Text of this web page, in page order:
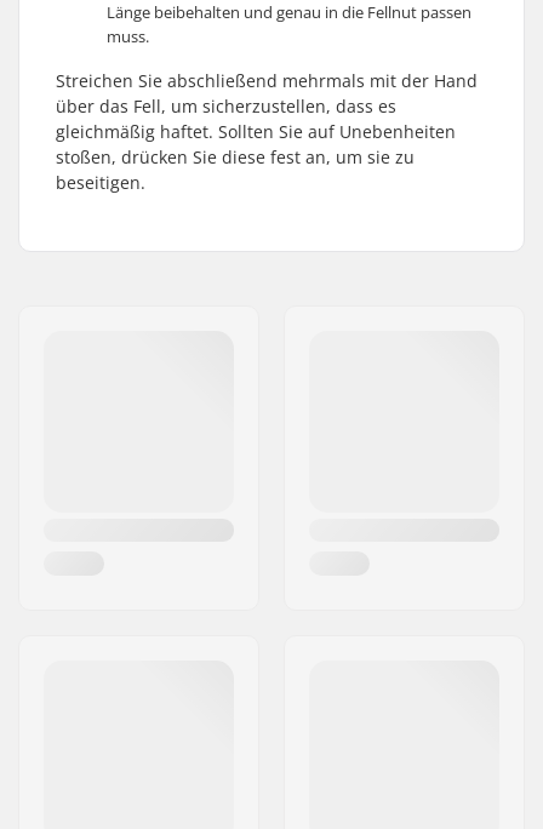
Länge beibehalten und genau in die Fellnut passen
muss.
Streichen Sie abschließend mehrmals mit der Hand
über das Fell, um sicherzustellen, dass es
gleichmäßig haftet. Sollten Sie auf Unebenheiten
stoßen, drücken Sie diese fest an, um sie zu
beseitigen.